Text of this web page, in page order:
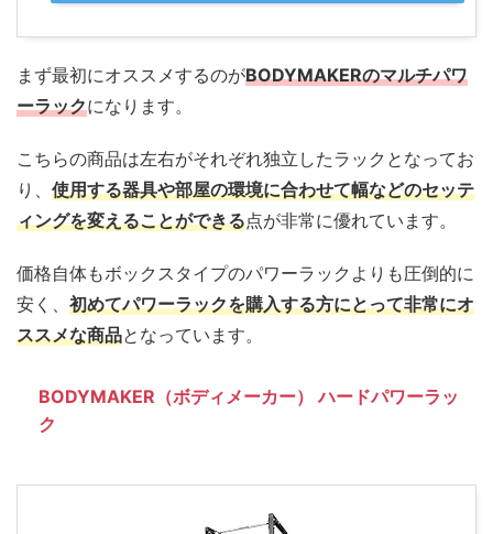
まず最初にオススメするのがBODYMAKERのマルチパワ
ーラックになります。
こちらの商品は左右がそれぞれ独立したラックとなってお
り、 使用する器具や部屋の環境に合わせて幅などのセッテ
ィングを変えることができる点が非常に優れています。
価格自体もボックスタイプのパワーラックよりも圧倒的に
安く、 初めてパワーラックを購入する方にとって非常にオ
ススメな商品となっています。
BODYMAKER（ボディメーカー） ハードパワーラッ
ク